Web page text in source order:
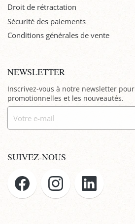
Droit de rétractation
Sécurité des paiements
Conditions générales de vente
NEWSLETTER
Inscrivez-vous à notre newsletter
promotionnelles et les nouveautés.
SUIVEZ-NOUS